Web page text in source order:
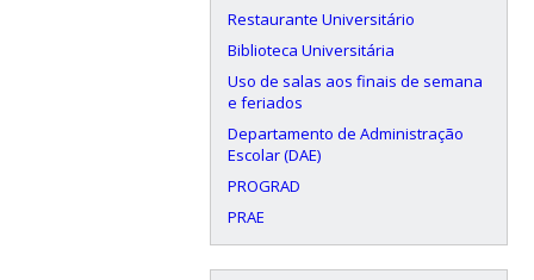
Restaurante Universitário
Biblioteca Universitária
Uso de salas aos finais de semana
e feriados
Departamento de Administração
Escolar (DAE)
PROGRAD
PRAE